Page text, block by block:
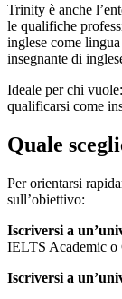
Trinity è anche
le qualifiche
inglese come
insegnante di
Ideale per chi
qualificarsi come
Quale
Per orientarsi
sull’obiettivo:
Iscriversi a
IELTS Academic
Iscriversi a